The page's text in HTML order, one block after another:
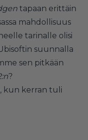
tapaan erittäin
mahdollisuus
tarinalle olisi
suunnalla
sen pitkään
?
kun kerran tuli